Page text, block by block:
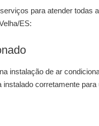
para atender todas
ES:
instalação de ar
corretamente